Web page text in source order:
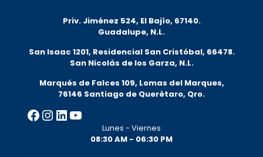
Priv. Jiménez 524, El Bajío, 67140.
Guadalupe, N.L.
San Isaac 1201, Residencial San Cristóbal, 66478.
San Nicolás de los Garza, N.L.
Marqués de Falces 109, Lomas del Marques,
76146 Santiago de Querétaro, Qro.
Facebook
Instagram
LinkedIn
YouTube
Lunes - Viernes
08:30 AM - 06:30 PM